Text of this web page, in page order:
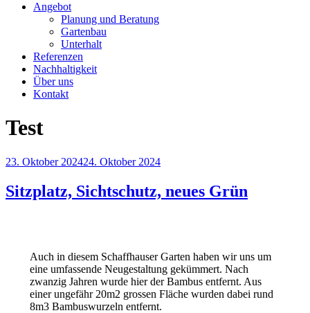
Angebot
Planung und Beratung
Gartenbau
Unterhalt
Referenzen
Nachhaltigkeit
Über uns
Kontakt
Test
Veröffentlicht
23. Oktober 202424. Oktober 2024
Sitzplatz, Sichtschutz, neues Grün
Auch in diesem Schaffhauser Garten haben wir uns um
eine umfassende Neugestaltung gekümmert. Nach
zwanzig Jahren wurde hier der Bambus entfernt. Aus
einer ungefähr 20m2 grossen Fläche wurden dabei rund
8m3 Bambuswurzeln entfernt.